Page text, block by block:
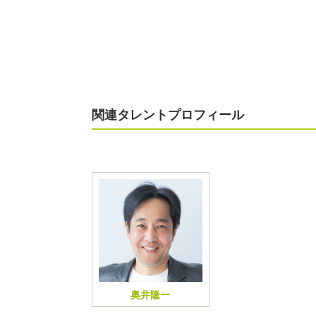
関連タレントプロフィール
奥井隆一